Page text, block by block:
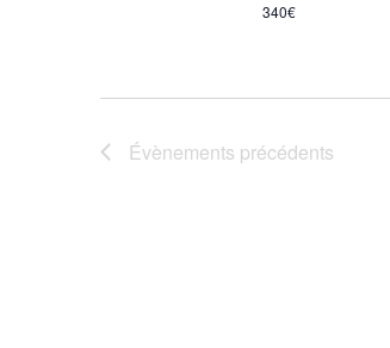
340€
Évènements précédents